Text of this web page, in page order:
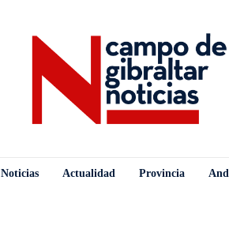
Noticias Actualidad Provincia